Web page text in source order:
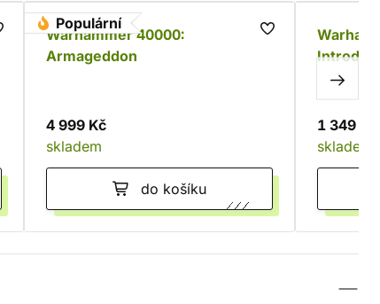
Populární
Warhammer 40000:
Armageddon
4 999 Kč
skladem
do košíku
1 349 Kč
skladem